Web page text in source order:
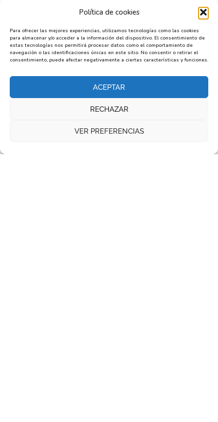
Política de cookies
Para ofrecer las mejores experiencias, utilizamos tecnologías como las cookies
para almacenar y/o acceder a la información del dispositivo. El consentimiento de
estas tecnologías nos permitirá procesar datos como el comportamiento de
navegación o las identificaciones únicas en este sitio. No consentir o retirar el
consentimiento, puede afectar negativamente a ciertas características y funciones.
ACEPTAR
RECHAZAR
VER PREFERENCIAS
Para hacerlo, hemos
Doble cara
Discos de cierre
negros
octubre 24, 2025
con este abanico
papel, acuarela y
LEER MÁS »
agosto 29, 2025